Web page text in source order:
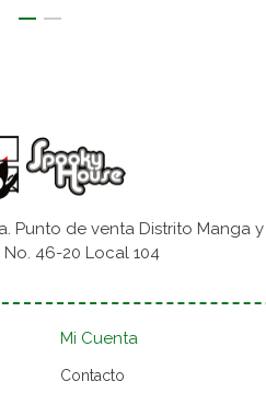
de venta Distrito Manga
No. 46-20 Local 104
Mi Cuenta
Contacto